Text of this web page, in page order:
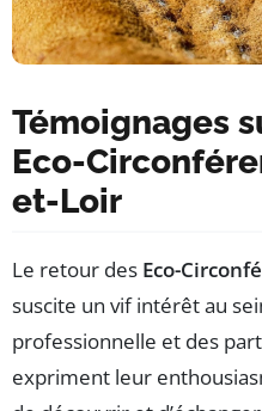
Témoignages
Eco-
et-Loir
Le retour des Eco-
suscite un vif intérêt au
professionnelle et des
expriment leur